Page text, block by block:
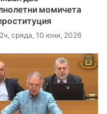
момичета
сряда, 10 юни, 2026